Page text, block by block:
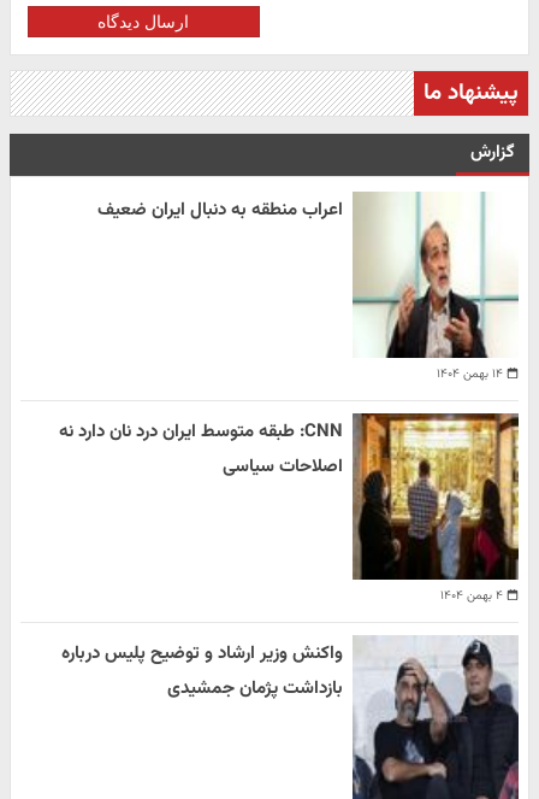
ارسال دیدگاه
پیشنهاد ما
گزارش
۱۴ بهمن ۱۴۰۴
اعراب منطقه به دنبال ایران ضعیف
۴ بهمن ۱۴۰۴
CNN: طبقه متوسط ایران درد نان دارد نه
اصلاحات سیاسی
واکنش وزیر ارشاد و توضیح پلیس درباره
بازداشت پژمان جمشیدی